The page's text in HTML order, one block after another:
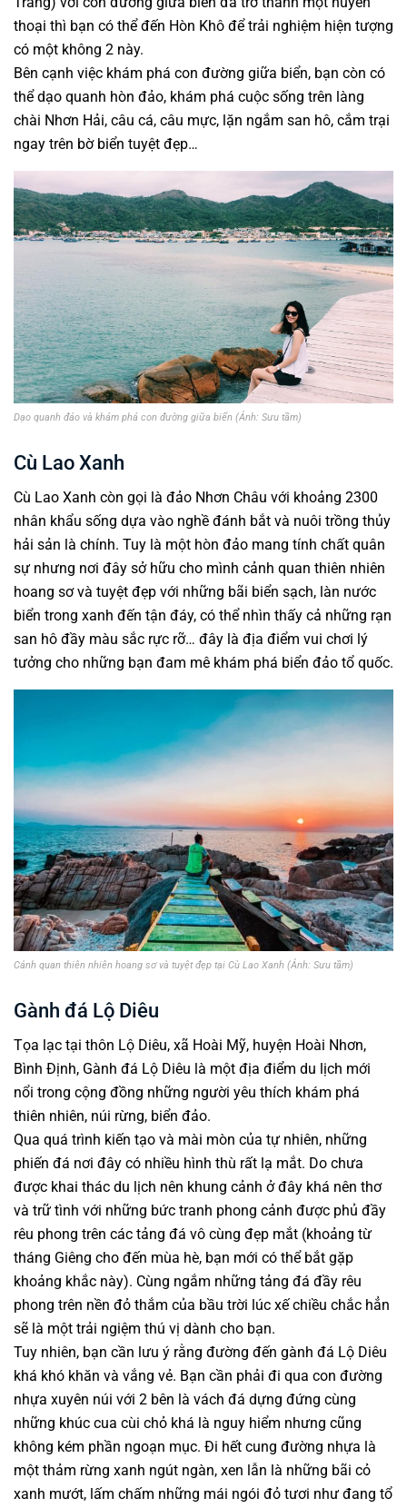
thoại thì bạn có thể đến Hòn Khô để trải nghiệm hiện tượng
có một không 2 này.
Bên cạnh việc khám phá con đường giữa biển, bạn còn có
thể dạo quanh hòn đảo, khám phá cuộc sống trên làng
chài Nhơn Hải, câu cá, câu mực, lặn ngắm san hô, cắm trại
ngay trên bờ biển tuyệt đẹp…
Dạo quanh đảo và khám phá con đường giữa biển (Ảnh: Sưu tầm)
Cù Lao Xanh
Cù Lao Xanh còn gọi là đảo Nhơn Châu với khoảng 2300
nhân khẩu sống dựa vào nghề đánh bắt và nuôi trồng thủy
hải sản là chính. Tuy là một hòn đảo mang tính chất quân
sự nhưng nơi đây sở hữu cho mình cảnh quan thiên nhiên
hoang sơ và tuyệt đẹp với những bãi biển sạch, làn nước
biển trong xanh đến tận đáy, có thể nhìn thấy cả những rạn
san hô đầy màu sắc rực rỡ… đây là địa điểm vui chơi lý
tưởng cho những bạn đam mê khám phá biển đảo tổ quốc.
Cảnh quan thiên nhiên hoang sơ và tuyệt đẹp tại Cù Lao Xanh (Ảnh: Sưu tầm)
Gành đá Lộ Diêu
Tọa lạc tại thôn Lộ Diêu, xã Hoài Mỹ, huyện Hoài Nhơn,
Bình Định, Gành đá Lộ Diêu là một địa điểm du lịch mới
nổi trong cộng đồng những người yêu thích khám phá
thiên nhiên, núi rừng, biển đảo.
Qua quá trình kiến tạo và mài mòn của tự nhiên, những
phiến đá nơi đây có nhiều hình thù rất lạ mắt. Do chưa
được khai thác du lịch nên khung cảnh ở đây khá nên thơ
và trữ tình với những bức tranh phong cảnh được phủ đầy
rêu phong trên các tảng đá vô cùng đẹp mắt (khoảng từ
tháng Giêng cho đến mùa hè, bạn mới có thể bắt gặp
khoảng khắc này). Cùng ngắm những tảng đá đầy rêu
phong trên nền đỏ thắm của bầu trời lúc xế chiều chắc hẳn
sẽ là một trải ngiệm thú vị dành cho bạn.
Tuy nhiên, bạn cần lưu ý rằng đường đến gành đá Lộ Diêu
khá khó khăn và vắng vẻ. Bạn cần phải đi qua con đường
nhựa xuyên núi với 2 bên là vách đá dựng đứng cùng
những khúc cua cùi chỏ khá là nguy hiểm nhưng cũng
không kém phần ngoạn mục. Đi hết cung đường nhựa là
một thảm rừng xanh ngút ngàn, xen lẫn là những bãi cỏ
xanh mướt, lấm chấm những mái ngói đỏ tươi như đang tổ